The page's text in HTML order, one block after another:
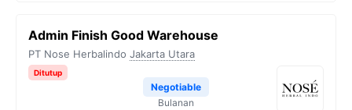
Admin Finish Good Warehouse
PT Nose Herbalindo Jakarta Utara
Ditutup
Negotiable
Bulanan